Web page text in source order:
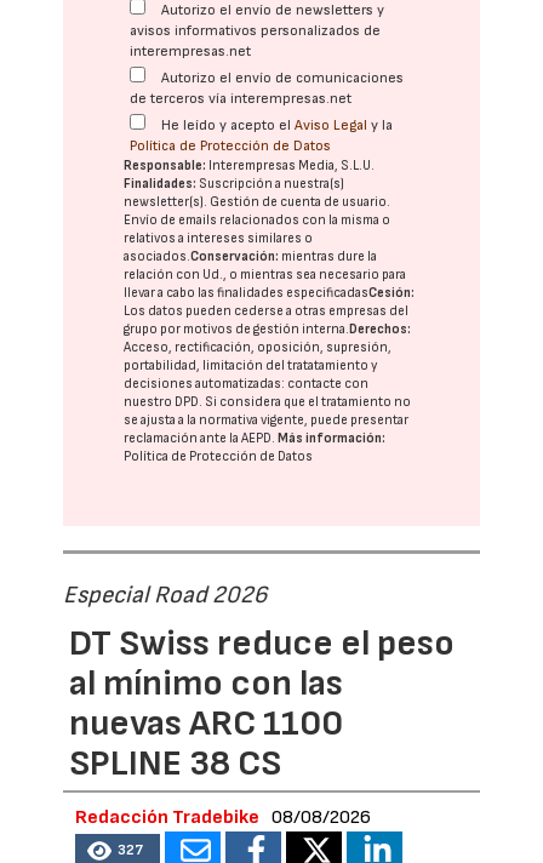
Autorizo el envío de newsletters y
avisos informativos personalizados de
interempresas.net
Autorizo el envío de comunicaciones
de terceros vía interempresas.net
He leído y acepto elAviso Legal y la
Política de Protección de Datos
Responsable: Interempresas Media, S.L.U.
Finalidades: Suscripción a nuestra(s)
newsletter(s). Gestión de cuenta de usuario.
Envío de emails relacionados con la misma o
relativos a intereses similares o
asociados.Conservación: mientras dure la
relación con Ud., o mientras sea necesario para
llevar a cabo las finalidades especificadasCesión:
Los datos pueden cederse a otras empresas del
grupo por motivos de gestión interna. Derechos:
Acceso, rectificación, oposición, supresión,
portabilidad, limitación del tratatamiento y
decisiones automatizadas: contacte con
nuestro DPD. Si considera que el tratamiento no
se ajusta a la normativa vigente, puede presentar
reclamación ante laAEPD. Más información:
Política de Protección de Datos
Especial Road 2026
DT Swiss reduce el peso
al mínimo con las
nuevas ARC 1100
SPLINE 38 CS
Redacción Tradebike 08/08/2026
327